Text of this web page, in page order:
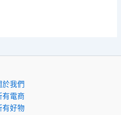
於我們
有電商
有好物